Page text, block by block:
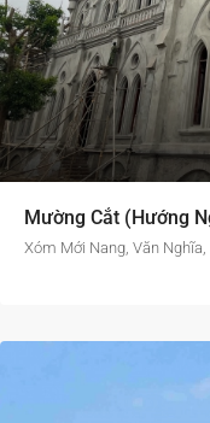
Mường Cắt (Hướng
Xóm Mới Nang, Văn